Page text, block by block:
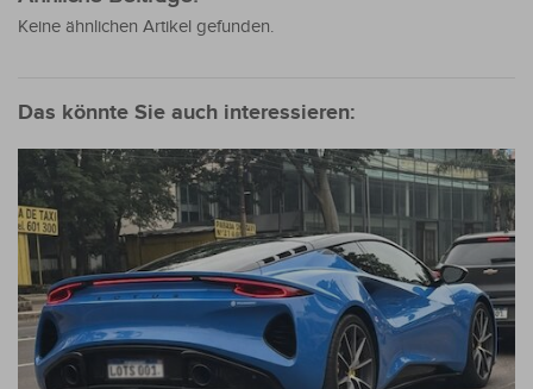
Keine ähnlichen Artikel gefunden.
Das könnte Sie auch interessieren: